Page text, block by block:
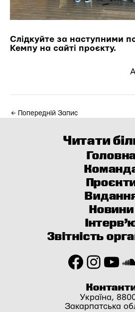
Слідкуйте за наступними
Кемпу на сайті проєкту.
← Попередній Запис
Читати
Новини
Звітність
Facebook Instagram YouTube SoundCloud
Україна,
Закарпатська